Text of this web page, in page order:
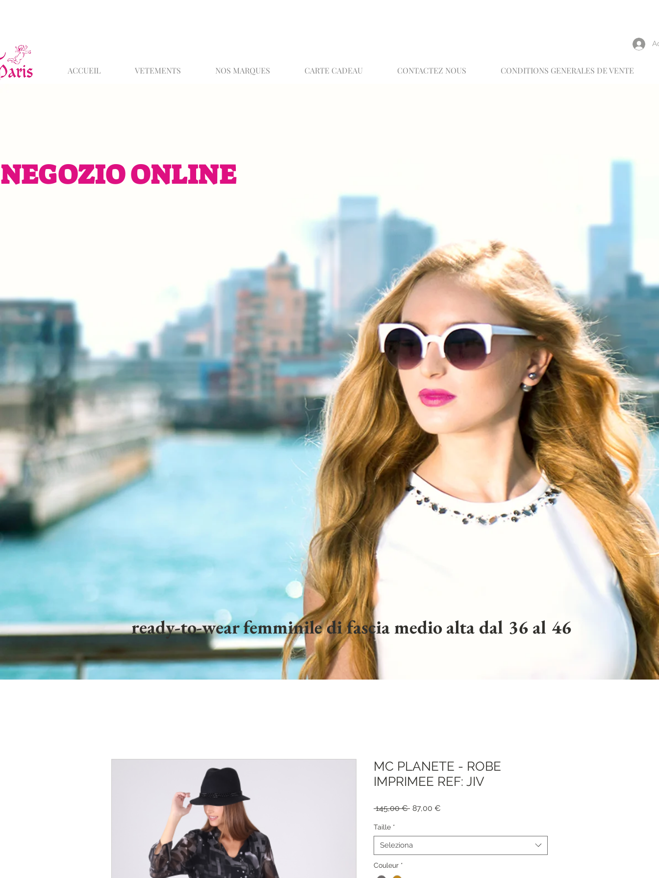
ACCUEIL VETEMENTS NOS MARQUES CARTE CADEAU CONTACTEZ NOUS CONDITIONS GENERALES DE VENTE
NEGOZIO ONLINE
ready-to-wear femminile di fascia medio alta dal 36 al 46
MC PLANETE - ROBE
IMPRIMEE REF: JIV
145,00 € Prezzo
87,00 €
Taille *
Seleziona
Couleur *